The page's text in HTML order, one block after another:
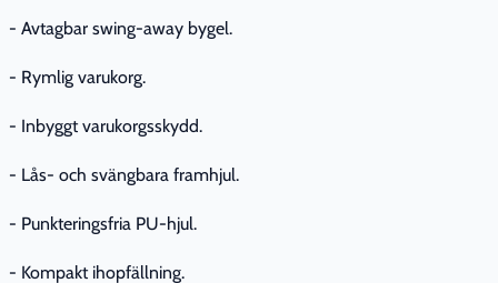
- Avtagbar swing-away bygel.
- Rymlig varukorg.
- Inbyggt varukorgsskydd.
- Lås- och svängbara framhjul.
- Punkteringsfria PU-hjul.
- Kompakt ihopfällning.